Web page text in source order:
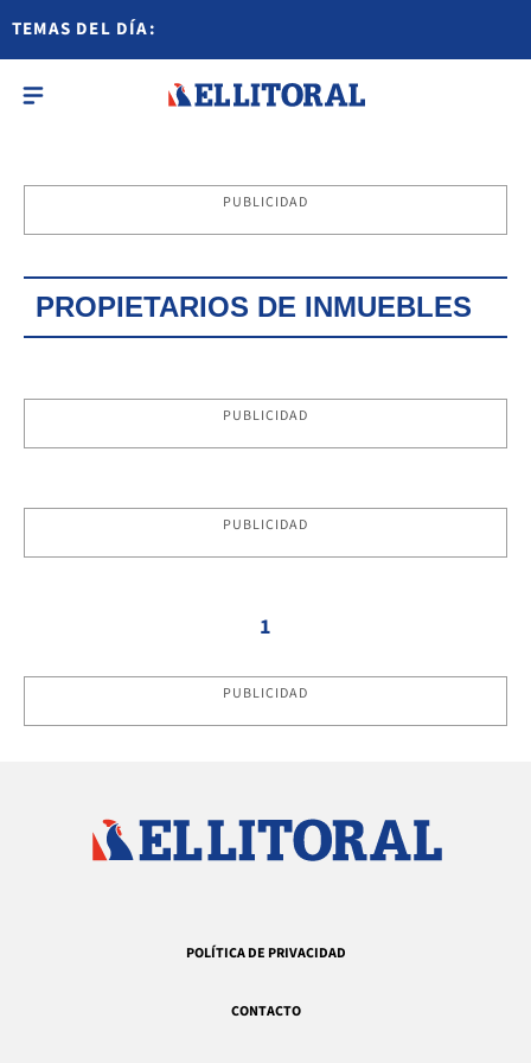
TEMAS DEL DÍA:
PUBLICIDAD
PROPIETARIOS DE INMUEBLES
PUBLICIDAD
PUBLICIDAD
1
PUBLICIDAD
POLÍTICA DE PRIVACIDAD
CONTACTO